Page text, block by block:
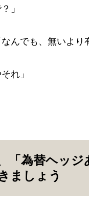
」
なんでも、無いより
れ」
「為替ヘッジ
ましょう